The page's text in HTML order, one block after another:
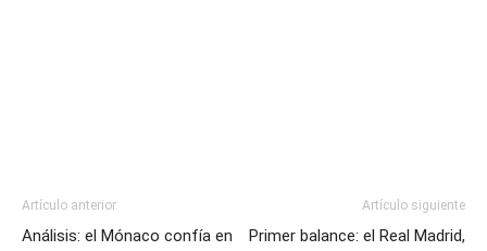
Artículo anterior
Análisis: el Mónaco confía en
Artículo siguiente
Primer balance: el Real Madrid,